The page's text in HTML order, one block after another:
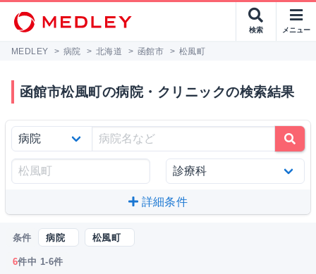
検索 メニュー
MEDLEY > 病院 > 北海道 > 函館市 > 松風町
函館市松風町の病院・クリニックの検索結果
詳細条件
条件 病院 松風町
6件中 1-6件